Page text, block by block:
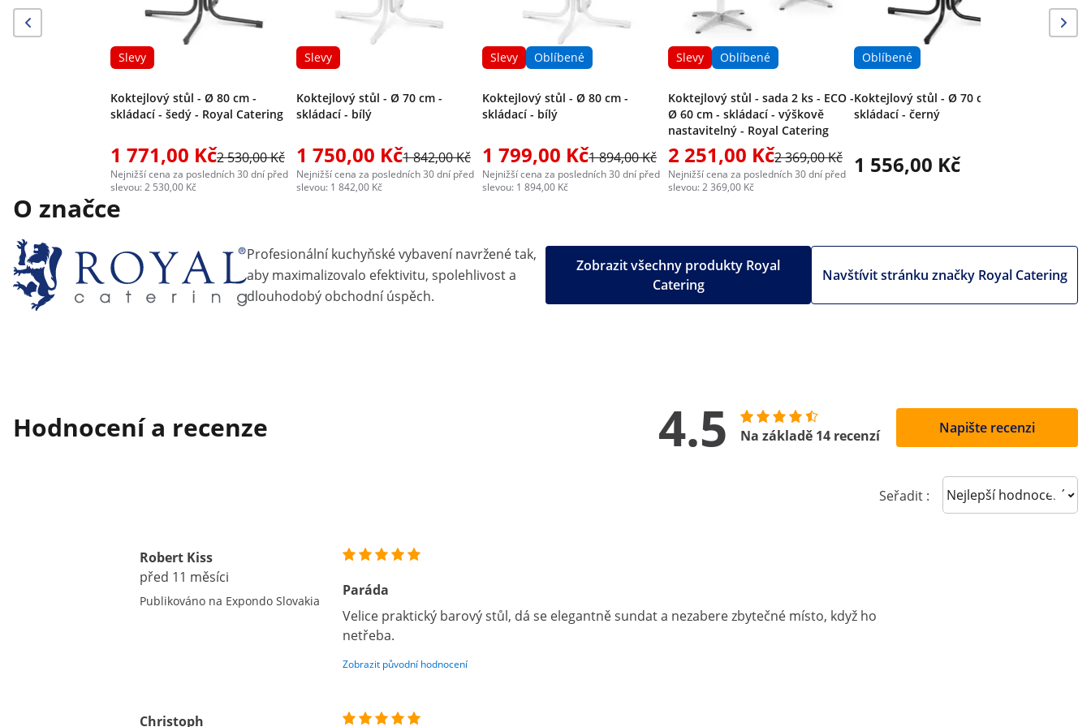
Slevy
Koktejlový stůl - Ø 80 cm -
skládací - šedý - Royal Catering
1 771,00 Kč2 530,00 Kč
Nejnižší cena za posledních 30 dní před
slevou: 2 530,00 Kč
Slevy
Koktejlový stůl - Ø 70 cm -
skládací - bílý
1 750,00 Kč1 842,00 Kč
Nejnižší cena za posledních 30 dní před
slevou: 1 842,00 Kč
Slevy Oblíbené
Koktejlový stůl - Ø 80 cm -
skládací - bílý
1 799,00 Kč1 894,00 Kč
Nejnižší cena za posledních 30 dní před
slevou: 1 894,00 Kč
Slevy Oblíbené
Koktejlový stůl - sada 2 ks - ECO -
Ø 60 cm - skládací - výškově
nastavitelný - Royal Catering
2 251,00 Kč2 369,00 Kč
Nejnižší cena za posledních 30 dní před
slevou: 2 369,00 Kč
Oblíbené
Koktejlový stůl - Ø 70 cm -
skládací - černý
1 556,00 Kč
O značce
Profesionální kuchyňské vybavení navržené tak,
aby maximalizovalo efektivitu, spolehlivost a
dlouhodobý obchodní úspěch.
Navštívit stránku značky Royal Catering
Zobrazit všechny produkty Royal
Catering
Hodnocení a recenze 4.5 Na základě 14 recenzí Napište recenzi
Seřadit : Sort reviews
Robert Kiss
před 11 měsíci
Publikováno na Expondo Slovakia
Paráda
Velice praktický barový stůl, dá se elegantně sundat a nezabere zbytečné místo, když ho
netřeba.
Zobrazit původní hodnocení
Christoph